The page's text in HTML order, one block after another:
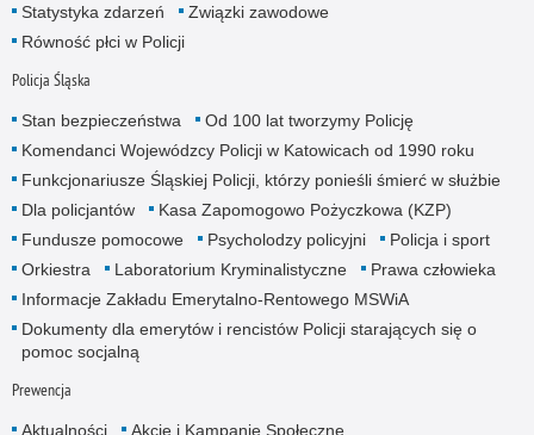
Statystyka zdarzeń
Związki zawodowe
Równość płci w Policji
Policja Śląska
Stan bezpieczeństwa
Od 100 lat tworzymy Policję
Komendanci Wojewódzcy Policji w Katowicach od 1990 roku
Funkcjonariusze Śląskiej Policji, którzy ponieśli śmierć w służbie
Dla policjantów
Kasa Zapomogowo Pożyczkowa (KZP)
Fundusze pomocowe
Psycholodzy policyjni
Policja i sport
Orkiestra
Laboratorium Kryminalistyczne
Prawa człowieka
Informacje Zakładu Emerytalno-Rentowego MSWiA
Dokumenty dla emerytów i rencistów Policji starających się o
pomoc socjalną
Prewencja
Aktualności
Akcje i Kampanie Społeczne